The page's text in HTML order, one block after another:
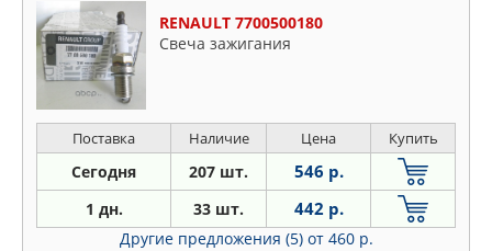
RENAULT 7700500180
Свеча зажигания
Поставка Наличие Цена Купить
Сегодня 207 шт. 546 р.
1 дн. 33 шт. 442 р.
Другие предложения (5) от 460 р.